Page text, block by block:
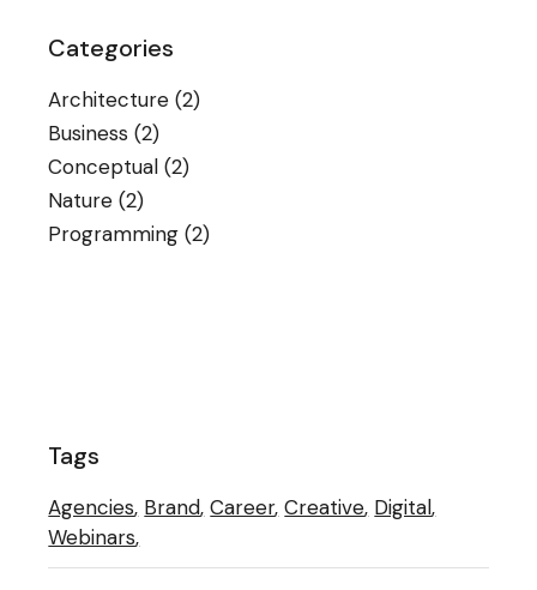
Categories
Architecture (2)
Business (2)
Conceptual (2)
Nature (2)
Programming (2)
Tags
Agencies Brand Career Creative Digital
Webinars